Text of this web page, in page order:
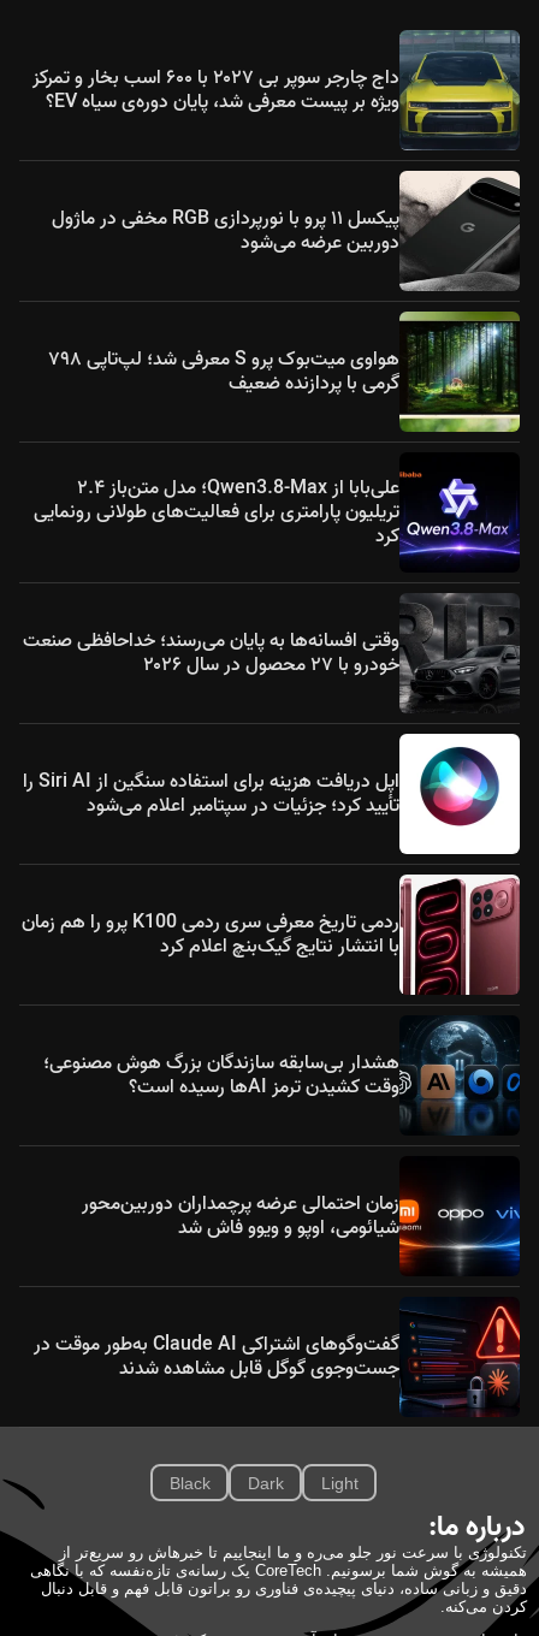
داج چارجر سوپر بی ۲۰۲۷ با ۶۰۰ اسب بخار و تمرکز
ویژه بر پیست معرفی شد، پایان دوره‌ی سیاه EV؟
پیکسل ۱۱ پرو با نورپردازی RGB مخفی در ماژول
دوربین عرضه می‌شود
هواوی میت‌بوک پرو S معرفی شد؛ لپ‌تاپی ۷۹۸
گرمی با پردازنده ضعیف
علی‌بابا از Qwen3.8-Max؛ مدل متن‌باز ۲.۴
تریلیون پارامتری برای فعالیت‌های طولانی رونمایی
کرد
وقتی افسانه‌ها به پایان می‌رسند؛ خداحافظی صنعت
خودرو با ۲۷ محصول در سال ۲۰۲۶
اپل دریافت هزینه برای استفاده سنگین از Siri AI را
تأیید کرد؛ جزئیات در سپتامبر اعلام می‌شود
ردمی تاریخ معرفی سری ردمی K100 پرو را هم زمان
با انتشار نتایج گیک‌بنچ اعلام کرد
هشدار بی‌سابقه سازندگان بزرگ هوش مصنوعی؛
وقت کشیدن ترمز AIها رسیده است؟
زمان احتمالی عرضه پرچمداران دوربین‌محور
شیائومی، اوپو و ویوو فاش شد
گفت‌وگوهای اشتراکی Claude AI به‌طور موقت در
جست‌وجوی گوگل قابل مشاهده شدند
Light
Dark
Black
درباره ما:
تکنولوژی با سرعت نور جلو می‌ره و ما اینجاییم تا خبرهاش رو سریع‌تر از
همیشه به گوش شما برسونیم. CoreTech یک رسانه‌ی تازه‌نفسه که با نگاهی
دقیق و زبانی ساده، دنیای پیچیده‌ی فناوری رو براتون قابل فهم و قابل دنبال
کردن می‌کنه.